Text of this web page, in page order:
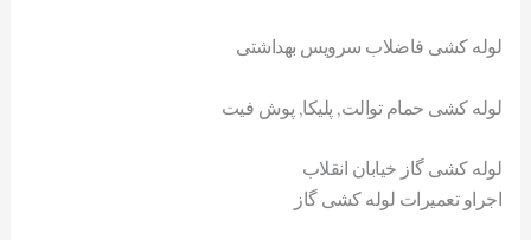
لوله کشی فاضلاب سرویس بهداشتی
لوله کشی حمام توالت, پلیکا, پوش فیت
لوله کشی گاز خیابان انقلاب
اجراو تعمیرات لوله کشی گاز